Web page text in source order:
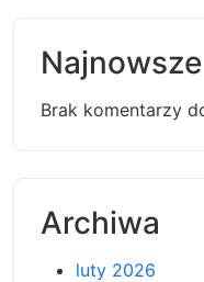
Brak komentarzy
Archiwa
luty 2026